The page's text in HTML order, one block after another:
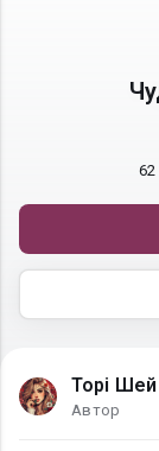
62
Торі Шей
Автор